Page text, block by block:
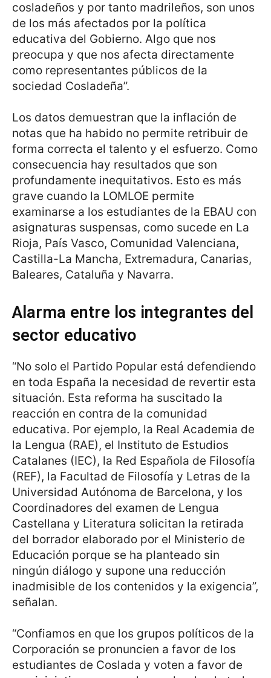
cosladeños y por tanto madrileños, son unos
de los más afectados por la política
educativa del Gobierno. Algo que nos
preocupa y que nos afecta directamente
como representantes públicos de la
sociedad Cosladeña”.
Los datos demuestran que la inflación de
notas que ha habido no permite retribuir de
forma correcta el talento y el esfuerzo. Como
consecuencia hay resultados que son
profundamente inequitativos. Esto es más
grave cuando la LOMLOE permite
examinarse a los estudiantes de la EBAU con
asignaturas suspensas, como sucede en La
Rioja, País Vasco, Comunidad Valenciana,
Castilla-La Mancha, Extremadura, Canarias,
Baleares, Cataluña y Navarra.
Alarma entre los integrantes del
sector educativo
“No solo el Partido Popular está defendiendo
en toda España la necesidad de revertir esta
situación. Esta reforma ha suscitado la
reacción en contra de la comunidad
educativa. Por ejemplo, la Real Academia de
la Lengua (RAE), el Instituto de Estudios
Catalanes (IEC), la Red Española de Filosofía
(REF), la Facultad de Filosofía y Letras de la
Universidad Autónoma de Barcelona, y los
Coordinadores del examen de Lengua
Castellana y Literatura solicitan la retirada
del borrador elaborado por el Ministerio de
Educación porque se ha planteado sin
ningún diálogo y supone una reducción
inadmisible de los contenidos y la exigencia”,
señalan.
“Confiamos en que los grupos políticos de la
Corporación se pronuncien a favor de los
estudiantes de Coslada y voten a favor de